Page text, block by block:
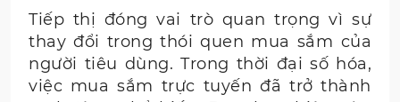
Tiếp thị đóng vai trò quan trọng vì sự
thay đổi trong thói quen mua sắm của
người tiêu dùng. Trong thời đại số hóa,
việc mua sắm trực tuyến đã trở thành